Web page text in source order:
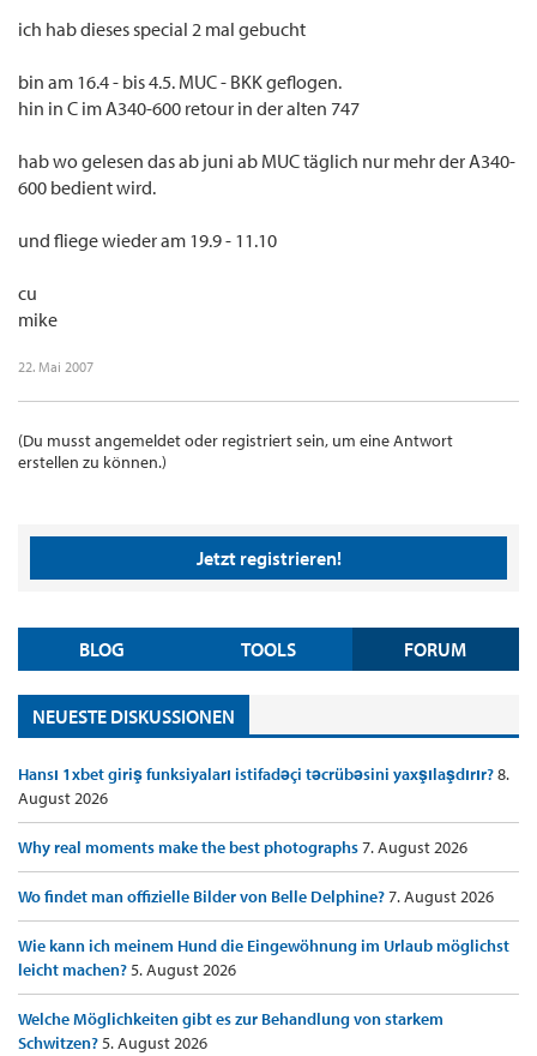
ich hab dieses special 2 mal gebucht
bin am 16.4 - bis 4.5. MUC - BKK geflogen.
hin in C im A340-600 retour in der alten 747
hab wo gelesen das ab juni ab MUC täglich nur mehr der A340-
600 bedient wird.
und fliege wieder am 19.9 - 11.10
cu
mike
22. Mai 2007
(Du musst angemeldet oder registriert sein, um eine Antwort
erstellen zu können.)
Jetzt registrieren!
BLOG TOOLS FORUM
NEUESTE DISKUSSIONEN
Hansı 1xbet giriş funksiyaları istifadəçi təcrübəsini yaxşılaşdırır?8.
August 2026
Why real moments make the best photographs7. August 2026
Wo findet man offizielle Bilder von Belle Delphine?7. August 2026
Wie kann ich meinem Hund die Eingewöhnung im Urlaub möglichst
leicht machen?5. August 2026
Welche Möglichkeiten gibt es zur Behandlung von starkem
Schwitzen?5. August 2026